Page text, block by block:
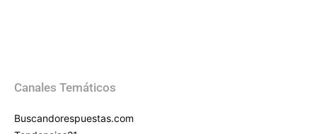
Canales Temáticos
Buscandorespuestas.com